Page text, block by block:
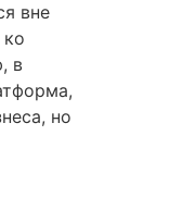
вне
в
но